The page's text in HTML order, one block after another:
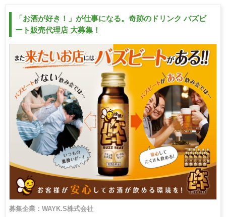
「お酒が好き！」が仕事になる。奇跡のドリンク バズビ
ート販売代理店 大募集！
募集企業：WAYK.S株式会社